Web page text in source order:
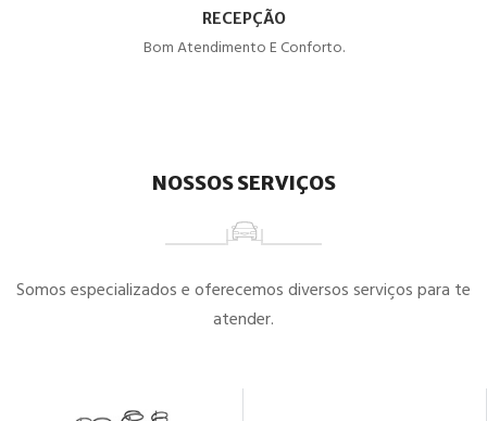
RECEPÇÃO
Bom Atendimento E Conforto.
NOSSOS SERVIÇOS
Somos especializados e oferecemos diversos serviços para te
atender.